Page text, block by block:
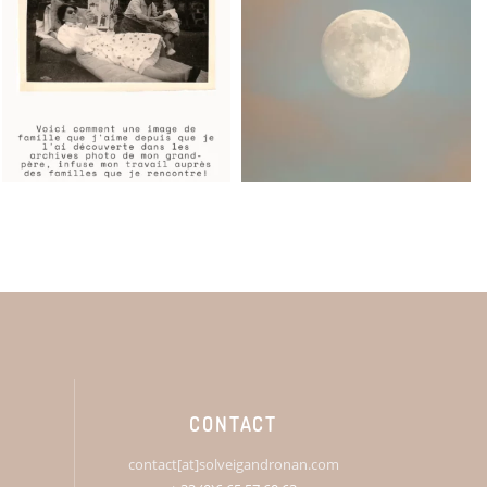
CONTACT
contact[at]solveigandronan.com